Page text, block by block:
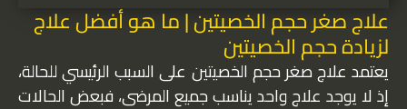
علاج صغر حجم الخصيتين | ما هو أفضل علاج
لزيادة حجم الخصيتين
يعتمد علاج صغر حجم الخصيتين على السبب الرئيسي للحالة،
إذ لا يوجد علاج واحد يناسب جميع المرضى، فبعض الحالات